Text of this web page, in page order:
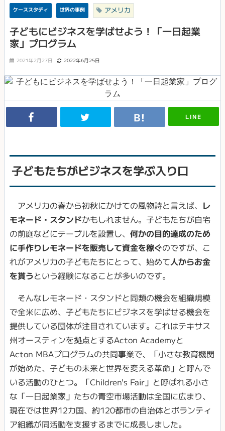
ケーススタディ 世界の事例 アメリカ
子どもにビジネスを学ばせよう！「一日起業
家」プログラム
2021年2月27日 2022年6月25日
LINE
子どもたちがビジネスを学ぶ入り口
アメリカの春から初秋にかけての風物詩と言えば、 レ
モネード・スタンドかもしれません。子どもたちが自宅
の前庭などにテーブルを設置し、 何かの目的達成のため
に手作りレモネードを販売して資金を稼ぐのですが、こ
れがアメリカの子どもたちにとって、始めて人からお金
を貰うという経験になることが多いのです。
そんなレモネード・スタンドと同類の機会を組織規模
で全米に広め、子どもたちにビジネスを学ばせる機会を
提供している団体が注目されています。これはテキサス
州オースティンを拠点とするActon Academyと
Acton MBAプログラムの共同事業で、「小さな教育機関
が始めた、子どもの未来と世界を変える革命」と呼んで
いる活動のひとつ。「Children's Fair」と呼ばれる小さ
な「一日起業家」たちの青空市場活動は全国に広まり、
現在では世界12カ国、約120都市の自治体とボランティ
ア組織が同活動を支援するまでに成長しました。